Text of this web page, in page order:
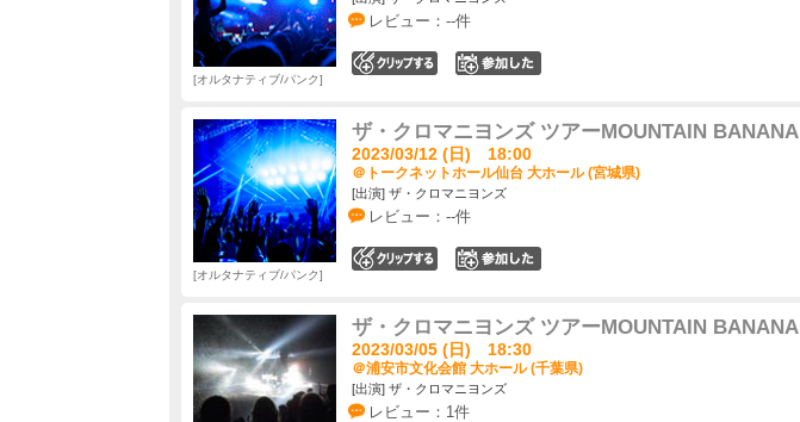
レビュー：--件
オルタナティブ/パンク
ザ・クロマニヨンズ ツアーMOUNTAIN BANANA
2023/03/12 (日) 18:00
＠トークネットホール仙台 大ホール (宮城県)
[出演] ザ・クロマニヨンズ
レビュー：--件
オルタナティブ/パンク
ザ・クロマニヨンズ ツアーMOUNTAIN BANANA
2023/03/05 (日) 18:30
＠浦安市文化会館 大ホール (千葉県)
[出演] ザ・クロマニヨンズ
レビュー：1件